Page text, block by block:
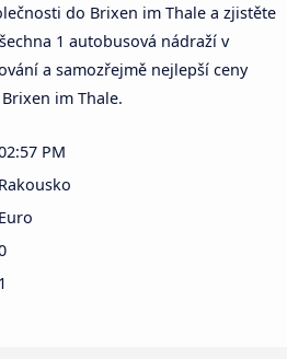
do Brixen im Thale a zjistěte
1 autobusová nádraží v
a samozřejmě nejlepší ceny
im Thale.
PM
Rakousko
Euro
1